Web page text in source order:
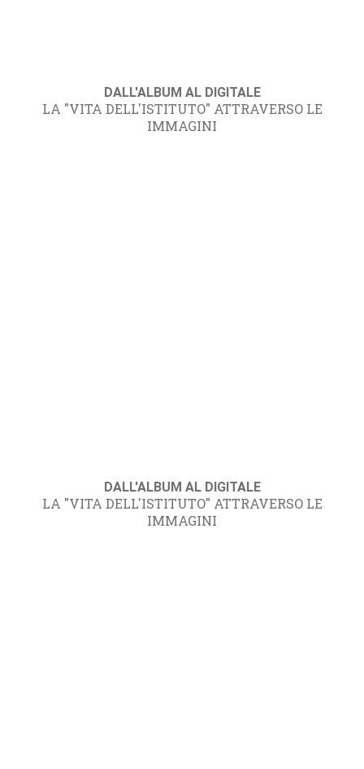
DALL'ALBUM AL DIGITALE
LA "VITA DELL'ISTITUTO" ATTRAVERSO LE
IMMAGINI
DALL'ALBUM AL DIGITALE
LA "VITA DELL'ISTITUTO" ATTRAVERSO LE
IMMAGINI